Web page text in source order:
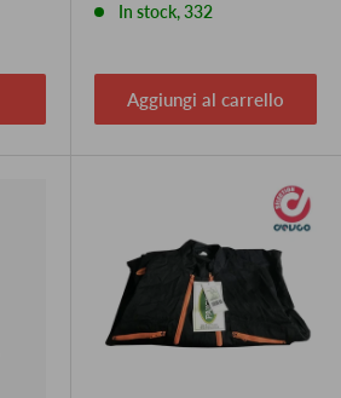
In stock, 332
Aggiungi al carrello